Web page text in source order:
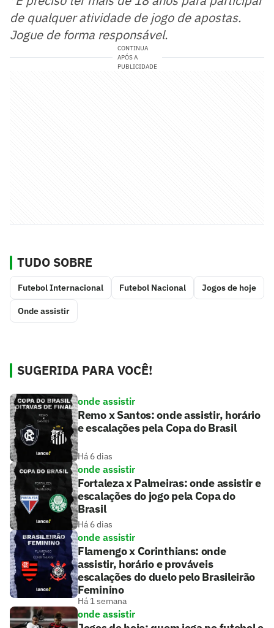
de qualquer atividade de jogo de apostas.
Jogue de forma responsável.
CONTINUA
APÓS A
PUBLICIDADE
TUDO SOBRE
Futebol Internacional Futebol Nacional Jogos de hoje
Onde assistir
SUGERIDA PARA VOCÊ!
onde assistir
Remo x Santos: onde assistir, horário
e escalações pela Copa do Brasil
Há 6 dias
onde assistir
Fortaleza x Palmeiras: onde assistir e
escalações do jogo pela Copa do
Brasil
Há 6 dias
onde assistir
Flamengo x Corinthians: onde
assistir, horário e prováveis
escalações do duelo pelo Brasileirão
Feminino
Há 1 semana
onde assistir